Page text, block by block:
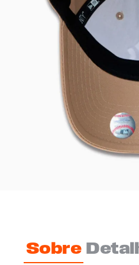
Sobre